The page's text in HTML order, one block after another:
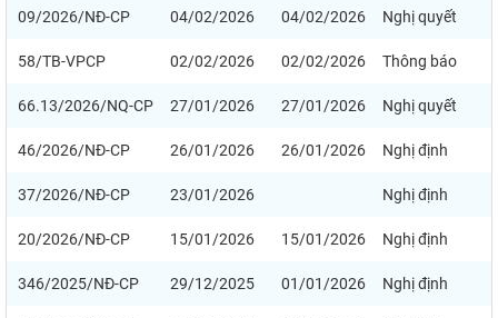
09/2026/NĐ-CP 04/02/2026 04/02/2026 Nghị quyết
58/TB-VPCP 02/02/2026 02/02/2026 Thông báo
66.13/2026/NQ-CP 27/01/2026 27/01/2026 Nghị quyết
46/2026/NĐ-CP 26/01/2026 26/01/2026 Nghị định
37/2026/NĐ-CP 23/01/2026 Nghị định
20/2026/NĐ-CP 15/01/2026 15/01/2026 Nghị định
346/2025/NĐ-CP 29/12/2025 01/01/2026 Nghị định